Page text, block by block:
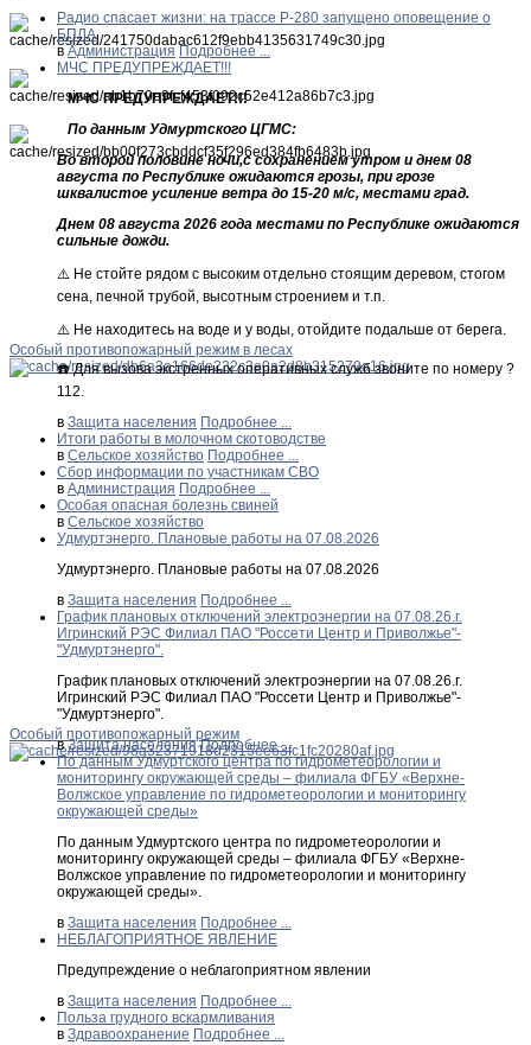
Особый противопожарный режим в лесах
Особый противопожарный режим
Радио спасает жизни: на трассе Р-280 запущено оповещение о
БПЛА
в Администрация Подробнее ...
МЧС ПРЕДУПРЕЖДАЕТ!!!
МЧС ПРЕДУПРЕЖДАЕТ!!!
По данным Удмуртского ЦГМС:
Во второй половине ночи,с сохранением утром и днем 08
августа по Республике ожидаются грозы, при грозе
шквалистое усиление ветра до 15-20 м/с, местами град.
Днем 08 августа 2026 года местами по Республике ожидаются
сильные дожди.
⚠️ Не стойте рядом с высоким отдельно стоящим деревом, стогом
сена, печной трубой, высотным строением и т.п.
⚠️ Не находитесь на воде и у воды, отойдите подальше от берега.
☎️ Для вызова экстренных оперативных служб звоните по номеру ?
112.
в Защита населения Подробнее ...
Итоги работы в молочном скотоводстве
в Сельское хозяйство Подробнее ...
Сбор информации по участникам СВО
в Администрация Подробнее ...
Особая опасная болезнь свиней
в Сельское хозяйство
Удмуртэнерго. Плановые работы на 07.08.2026
Удмуртэнерго. Плановые работы на 07.08.2026
в Защита населения Подробнее ...
График плановых отключений электроэнергии на 07.08.26.г.
Игринский РЭС Филиал ПАО "Россети Центр и Приволжье"-
"Удмуртэнерго".
График плановых отключений электроэнергии на 07.08.26.г.
Игринский РЭС Филиал ПАО "Россети Центр и Приволжье"-
"Удмуртэнерго".
вЗащита населения Подробнее ...
По данным Удмуртского центра по гидрометеорологии и
мониторингу окружающей среды – филиала ФГБУ «Верхне-
Волжское управление по гидрометеорологии и мониторингу
окружающей среды»
По данным Удмуртского центра по гидрометеорологии и
мониторингу окружающей среды – филиала ФГБУ «Верхне-
Волжское управление по гидрометеорологии и мониторингу
окружающей среды».
в Защита населения Подробнее ...
НЕБЛАГОПРИЯТНОЕ ЯВЛЕНИЕ
Предупреждение о неблагоприятном явлении
в Защита населения Подробнее ...
Польза грудного вскармливания
в Здравоохранение Подробнее ...